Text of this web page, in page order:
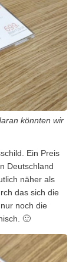
könnten wir
Ein Preis
Deutschland
näher als
das sich die
noch die
🙂